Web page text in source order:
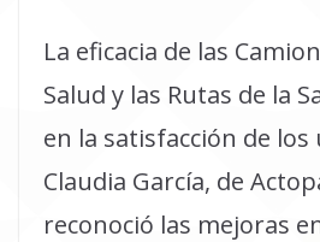
La eficacia de las
Salud y las Rutas de la
en la satisfacción de
Claudia García, de
reconoció las mejoras